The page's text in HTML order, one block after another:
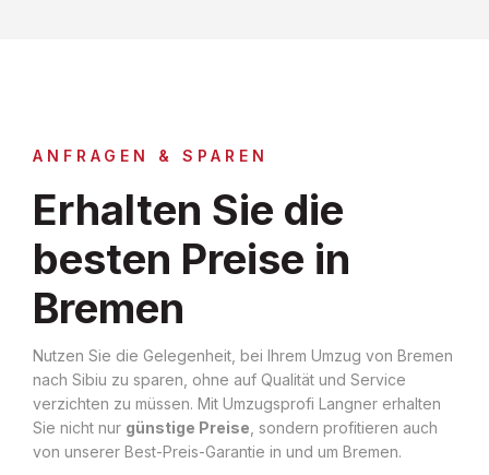
ANFRAGEN & SPAREN
Erhalten Sie die
besten Preise in
Bremen
Nutzen Sie die Gelegenheit, bei Ihrem Umzug von Bremen
nach Sibiu zu sparen, ohne auf Qualität und Service
verzichten zu müssen. Mit Umzugsprofi Langner erhalten
Sie nicht nur günstige Preise , sondern profitieren auch
von unserer Best-Preis-Garantie in und um Bremen.